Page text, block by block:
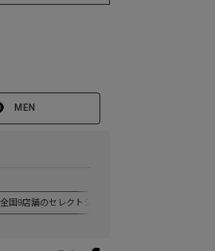
MEN
全国9店舗のセレクトショップ